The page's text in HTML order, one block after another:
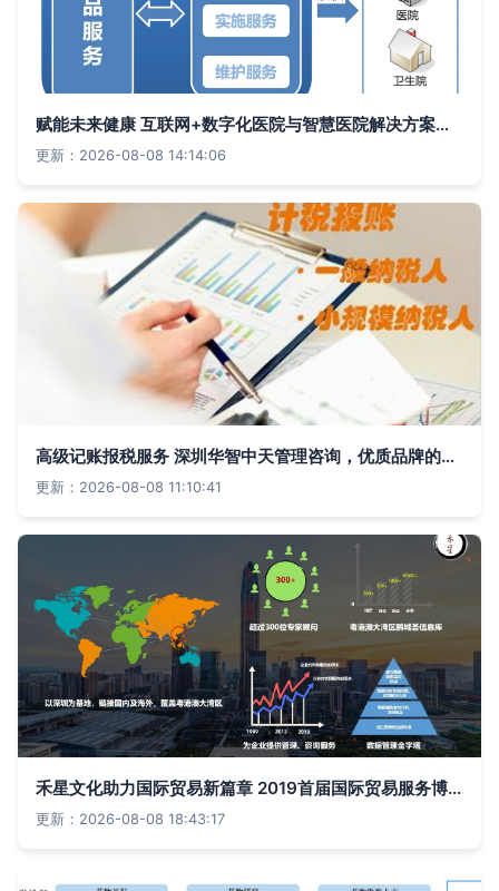
赋能未来健康 互联网+数字化医院与智慧医院解决方案的信息咨询服务探讨
更新：2026-08-08 14:14:06
高级记账报税服务 深圳华智中天管理咨询，优质品牌的实惠之选
更新：2026-08-08 11:10:41
禾星文化助力国际贸易新篇章 2019首届国际贸易服务博览会圆满收官
更新：2026-08-08 18:43:17